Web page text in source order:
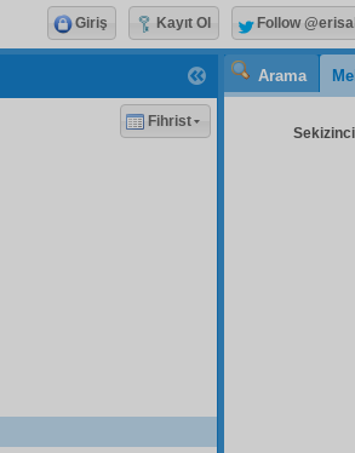
Arama
Fihrist
Giriş Kayıt Ol Follow